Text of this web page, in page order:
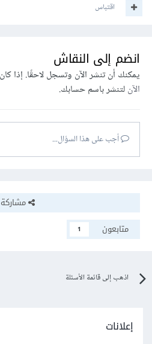
اقتباس
انضم إلى النقاش
يمكنك أن تنشر الآن وتسجل لاحقًا. إذا
الآنلتنشر باسم حسابك.
أجب على هذا السؤال...
مشاركة
متابعون
1
اذهب إلى قائمة الأسئلة
إعلانات